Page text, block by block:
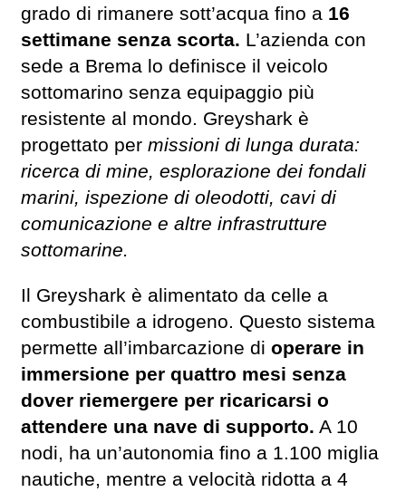
grado di rimanere sott’acqua fino a 16
settimane senza scorta. L’azienda con
sede a Brema lo definisce il veicolo
sottomarino senza equipaggio più
resistente al mondo. Greyshark è
progettato per missioni di lunga durata:
ricerca di mine, esplorazione dei fondali
marini, ispezione di oleodotti, cavi di
comunicazione e altre infrastrutture
sottomarine.
Il Greyshark è alimentato da celle a
combustibile a idrogeno. Questo sistema
permette all’imbarcazione di operare in
immersione per quattro mesi senza
dover riemergere per ricaricarsi o
attendere una nave di supporto. A 10
nodi, ha un’autonomia fino a 1.100 miglia
nautiche, mentre a velocità ridotta a 4